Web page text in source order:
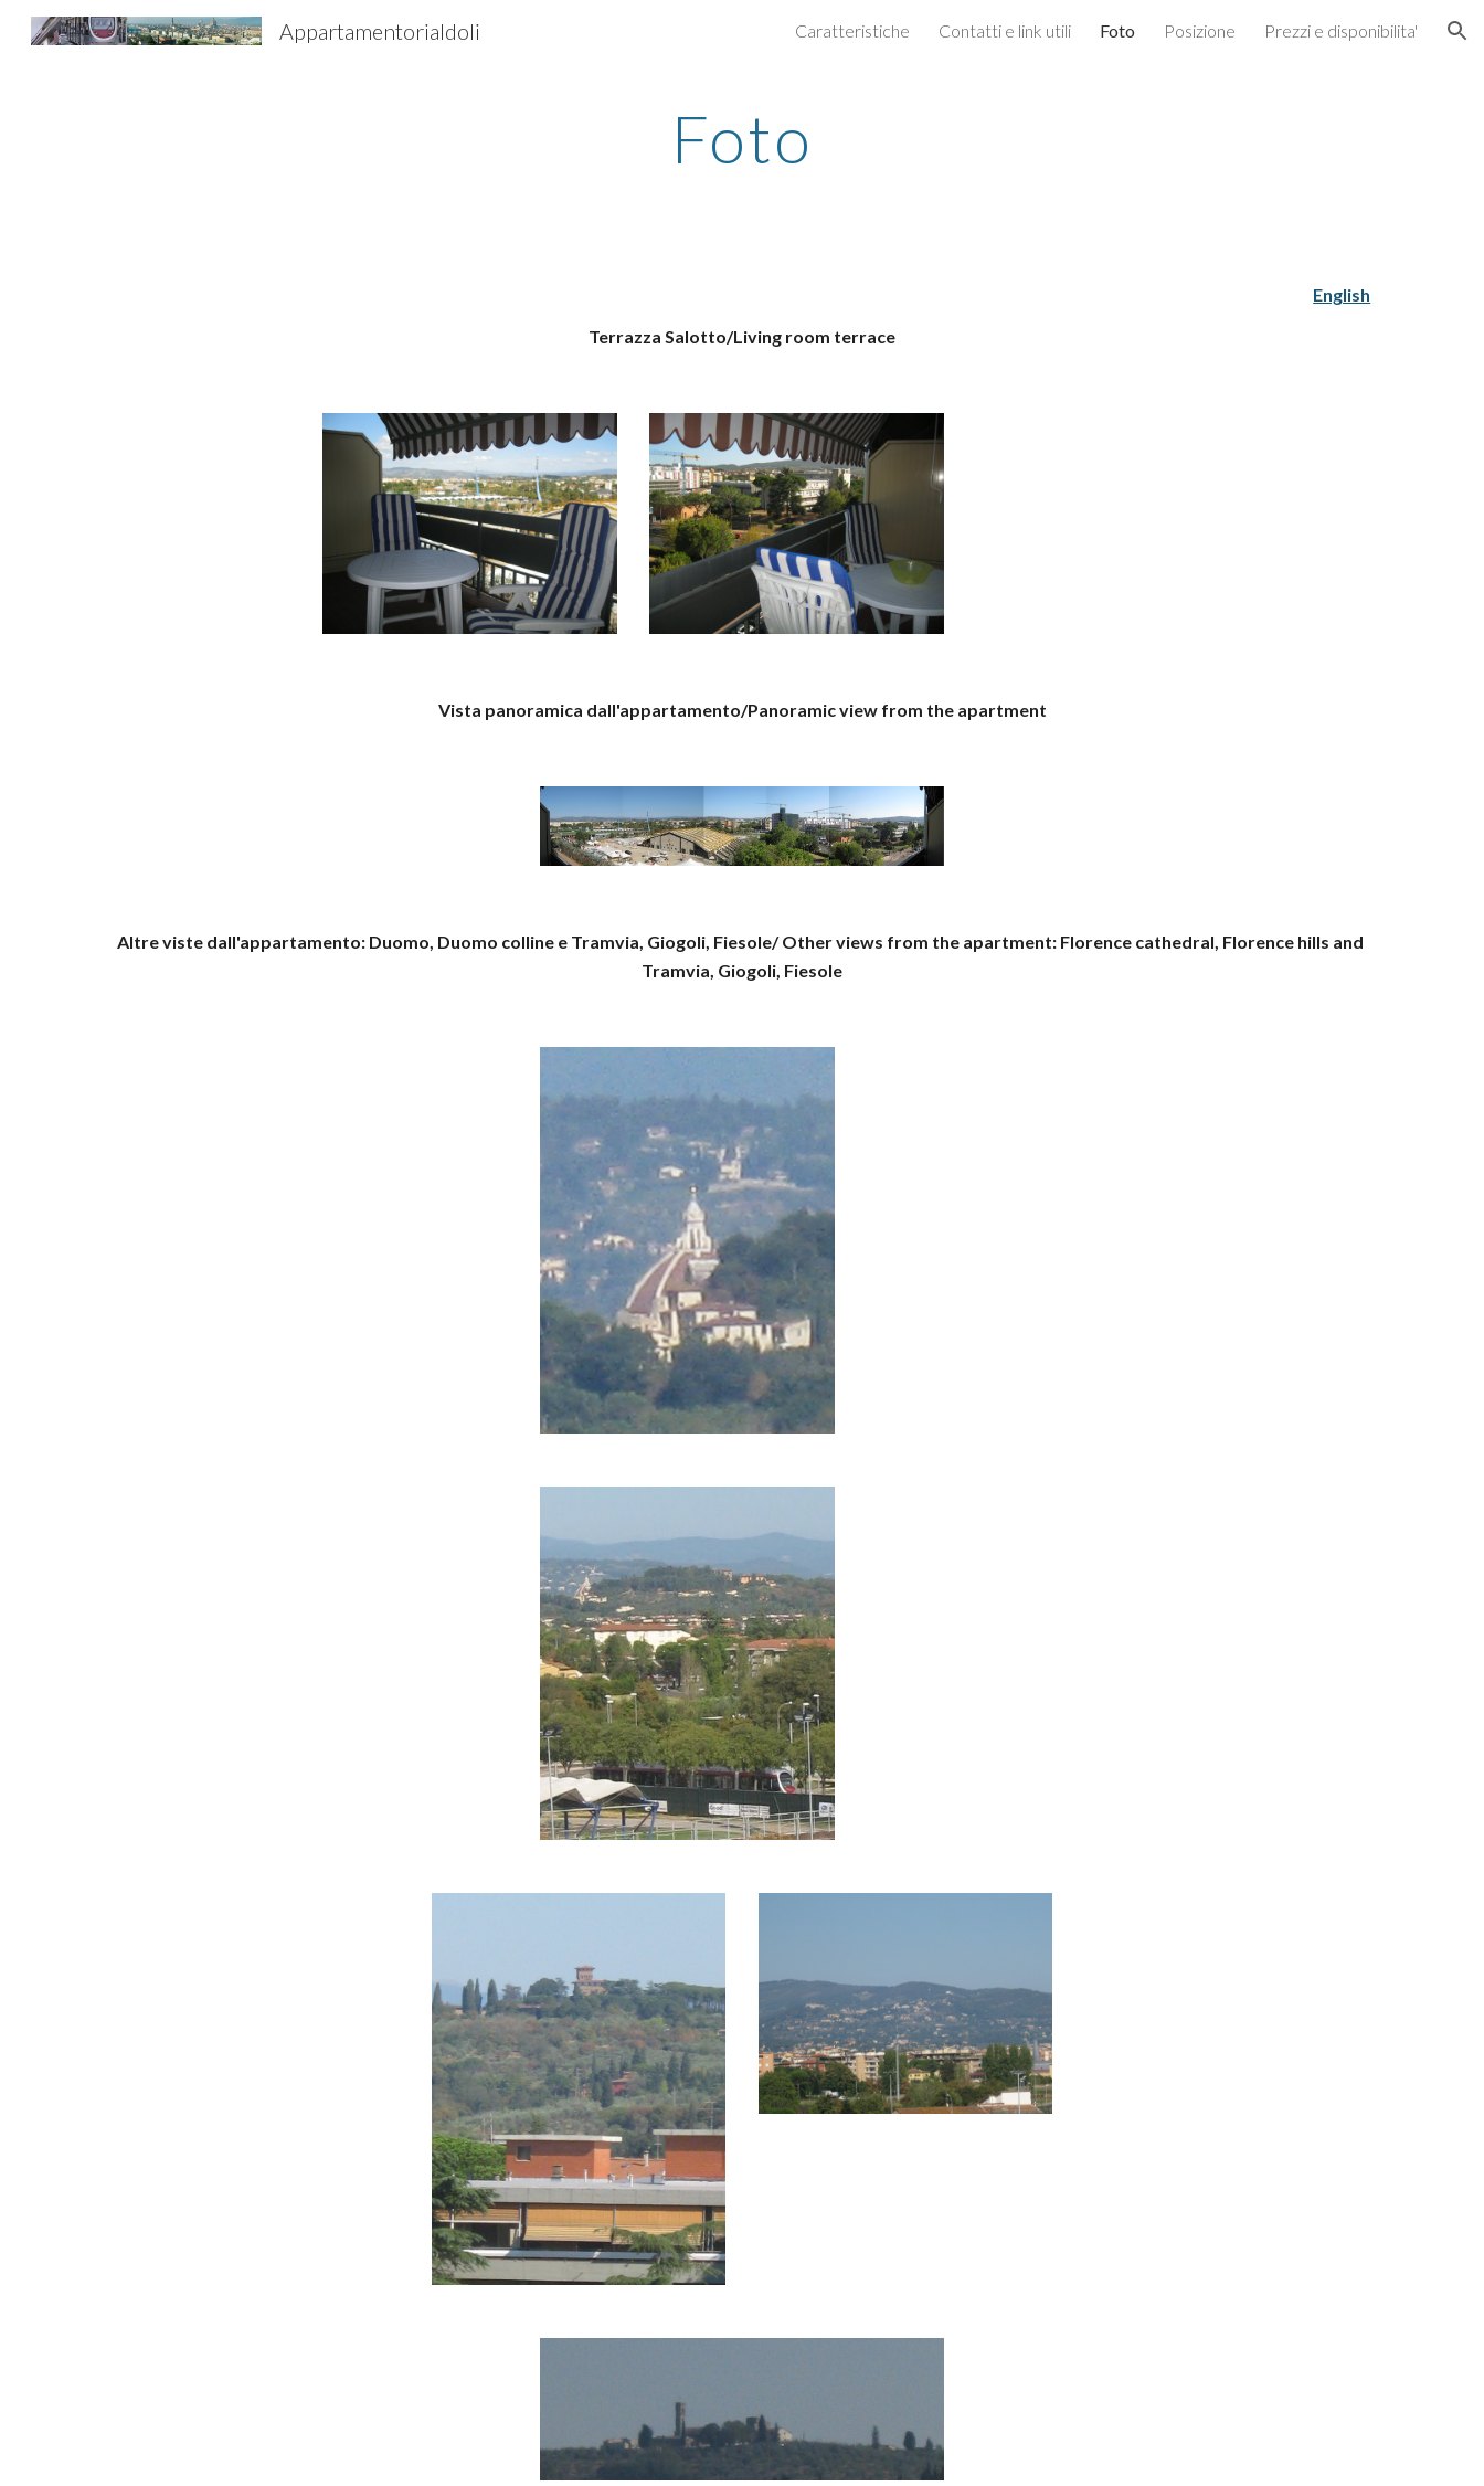
Skip to main content Skip to navigation
Appartamentorialdoli Caratteristiche Contatti e link utili Foto Posizione Prezzi e disponibilita'
Foto
English
Terrazza Salotto/Living room terrace
Vista panoramica dall'appartamento/Panoramic view from the apartment
Altre viste dall'appartamento: Duomo, Duomo colline e Tramvia, Giogoli, Fiesole/ Other views from the apartment: Florence cathedral, Florence hills and
Tramvia, Giogoli, Fiesole